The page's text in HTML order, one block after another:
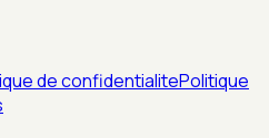
de confidentialitePolitique